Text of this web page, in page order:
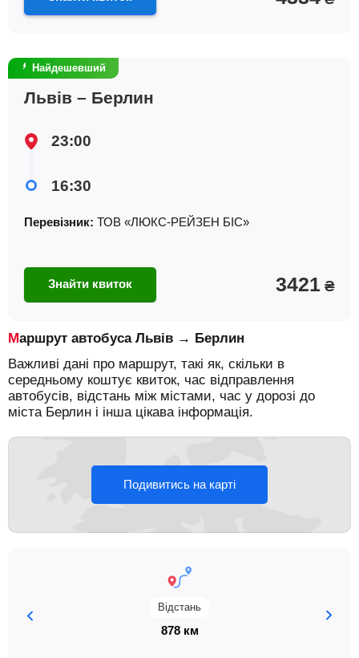
Найдешевший
Львів – Берлин
23:00
16:30
Перевізник: ТОВ «ЛЮКС-РЕЙЗЕН БІС»
Знайти квиток 3421 ₴
Маршрут автобуса Львів → Берлин
Важливі дані про маршрут, такі як, скільки в
середньому коштує квиток, час відправлення
автобусів, відстань між містами, час у дорозі до
міста Берлин і інша цікава інформація.
Подивитись на карті
Відстань
878 км